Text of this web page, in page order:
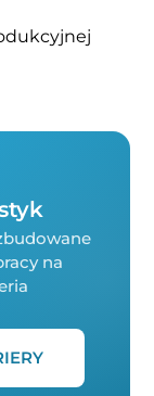
na